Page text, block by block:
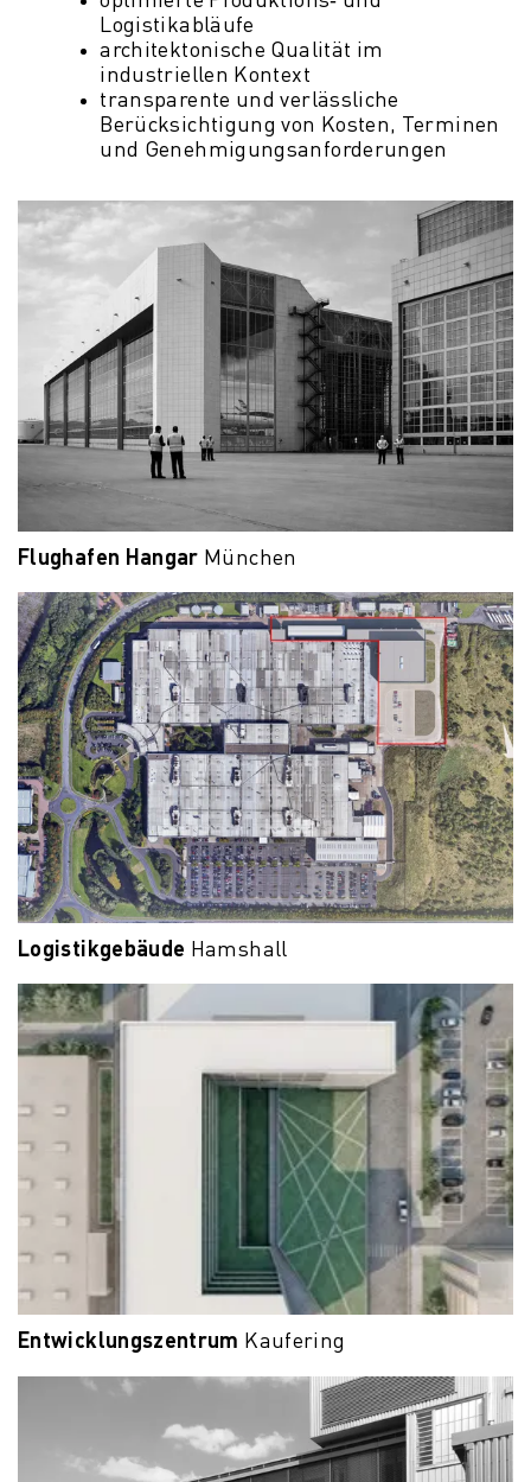
Logistikabläufe
architektonische Qualität im
industriellen Kontext
transparente und verlässliche
Berücksichtigung von Kosten, Terminen
und Genehmigungsanforderungen
Flughafen Hangar München
Logistikgebäude Hamshall
Entwicklungszentrum Kaufering